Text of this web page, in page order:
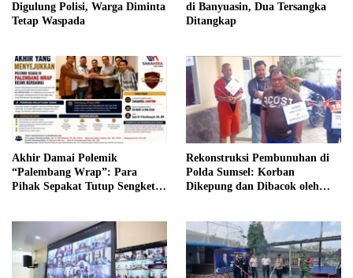
Digulung Polisi, Warga Diminta
Tetap Waspada
di Banyuasin, Dua Tersangka
Ditangkap
Akhir Damai Polemik
“Palembang Wrap”: Para
Pihak Sepakat Tutup Sengketa
Rekonstruksi Pembunuhan di
Polda Sumsel: Korban
Dikepung dan Dibacok oleh